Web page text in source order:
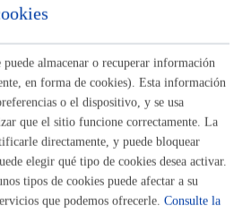
Ayudas, asesoramiento, alquileres,
música, educación, juventud,
igualdad, cooperación, DDHH,
almacenar o recuperar información
en forma de cookies). Esta información
o el dispositivo, y se usa
que el sitio funcione correctamente. La
directamente, y puede bloquear
elegir qué tipo de cookies desea activar.
tipos de cookies puede afectar a su
que podemos ofrecerle. Consulte la